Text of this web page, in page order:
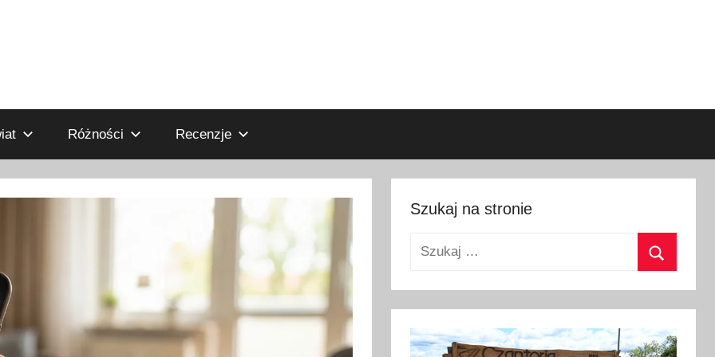
Różności Recenzje
Szukaj na stronie
Szukaj: